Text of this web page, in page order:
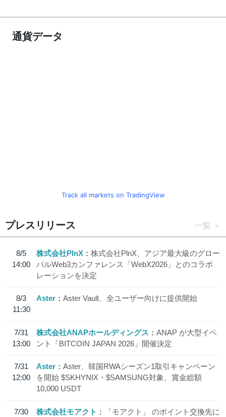
通貨データ
Track all markets on TradingView
プレスリリース 一覧
8/5
14:00
株式会社PlnX
株式会社PlnX、アジア最大級のグロー
バルWeb3カンファレンス「WebX2026」とのコラボ
レーションを決定
8/3
11:30
Aster Aster Vault、全ユーザー向けに提供開始
7/31
13:00
株式会社ANAPホールディングス
ANAP が大型イベ
ント「BITCOIN JAPAN 2026」開催決定
7/31
12:00
Aster
Aster、韓国RWAシーズン1取引キャンペーン
を開始 $SKHYNIX・$SAMSUNG対象、賞金総額
10,000 USDT
7/30
株式会社モアクト
「モアクト」 のポイント交換先に